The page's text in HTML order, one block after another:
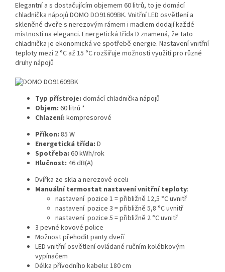
Elegantní a s dostačujícím objemem 60 litrů, to je domácí
chladnička nápojů DOMO DO91609BK. Vnitřní LED osvětlení a
skleněné dveře s nerezovým rámem i madlem dodají každé
místnosti na eleganci. Energetická třída D znamená, že tato
chladnička je ekonomická ve spotřebě energie. Nastavení vnitřní
teploty mezi 2 °C až 15 °C rozšiřuje možnosti využití pro různé
druhy nápojů
Typ přístroje: domácí chladnička nápojů
Objem: 60 litrů *
Chlazení: kompresorové
Příkon: 85 W
Energetická třída: D
Spotřeba: 60 kWh/rok
Hlučnost: 46 dB(A)
Dvířka ze skla a nerezové oceli
Manuální termostat nastavení vnitřní teploty:
nastavení pozice 1 = přibližně 12,5 °C uvnitř
nastavení pozice 3 = přibližně 5,8 °C uvnitř
nastavení pozice 5 = přibližně 2 °C uvnitř
3 pevné kovové police
Možnost přehodit panty dveří
LED vnitřní osvětlení ovládané ručním kolébkovým
vypínačem
Délka přívodního kabelu: 180 cm